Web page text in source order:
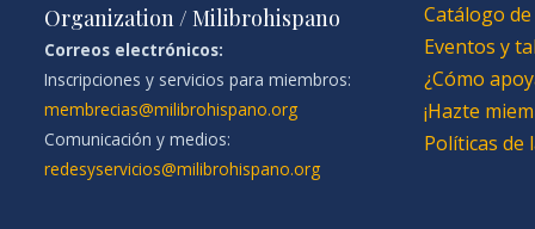
Organization / Milibrohispano
Correos electrónicos:
Inscripciones y servicios para miembros:
membrecias@milibrohispano.org
Comunicación y medios:
redesyservicios@milibrohispano.org
Catálogo
Eventos y
¿Cómo
¡Hazte
Políticas de